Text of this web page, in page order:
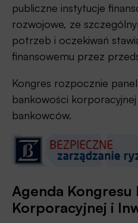
publiczne instytucje
rozwojowe, ze
potrzeb i oczekiwań
finansowemu przez
Kongres rozpocznie
bankowości
bankowców.
Agenda Kongresu
Korporacyjnej i